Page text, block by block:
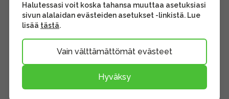
Halutessasi voit koska tahansa muuttaa asetuksiasi
sivun alalaidan evästeiden asetukset -linkistä. Lue
lisää tästä.
Vain välttämättömät evästeet
Hyväksy